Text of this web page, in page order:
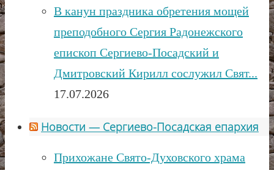
В канун праздника обретения мощей
преподобного Сергия Радонежского
епископ Сергиево-Посадский и
Дмитровский Кирилл сослужил Свят...
17.07.2026
Новости — Сергиево-Посадская епархия
Прихожане Свято-Духовского храма